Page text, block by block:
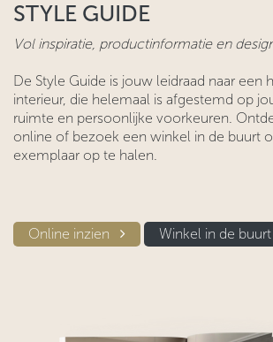
STYLE GUIDE
Vol inspiratie, productinformatie en
De Style Guide is jouw leidraad naar een
interieur, die helemaal is afgestemd op
ruimte en persoonlijke voorkeuren.
online of bezoek een winkel in de buurt
exemplaar op te halen.
Online inzien​​ Winkel in d​​e buurt